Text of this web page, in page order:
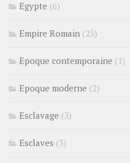
Egypte (6)
Empire Romain (25)
Epoque contemporaine (1)
Epoque moderne (2)
Esclavage (3)
Esclaves (3)